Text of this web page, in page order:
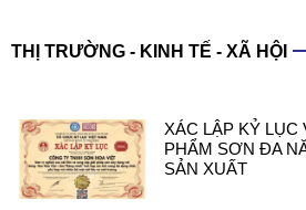
THỊ TRƯỜNG - KINH TẾ - XÃ HỘI
XÁC LẬP KỶ LỤC
PHẨM SƠN ĐA
SẢN XUẤT